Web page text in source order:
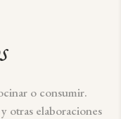
o consumir.
otras elaboraciones